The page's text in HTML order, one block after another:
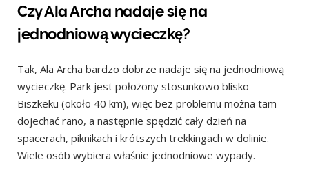
Czy Ala Archa nadaje się na
jednodniową wycieczkę?
Tak, Ala Archa bardzo dobrze nadaje się na jednodniową
wycieczkę. Park jest położony stosunkowo blisko
Biszkeku (około 40 km), więc bez problemu można tam
dojechać rano, a następnie spędzić cały dzień na
spacerach, piknikach i krótszych trekkingach w dolinie.
Wiele osób wybiera właśnie jednodniowe wypady.